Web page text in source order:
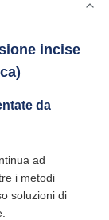
incise
da
ad
i metodi
soluzioni di